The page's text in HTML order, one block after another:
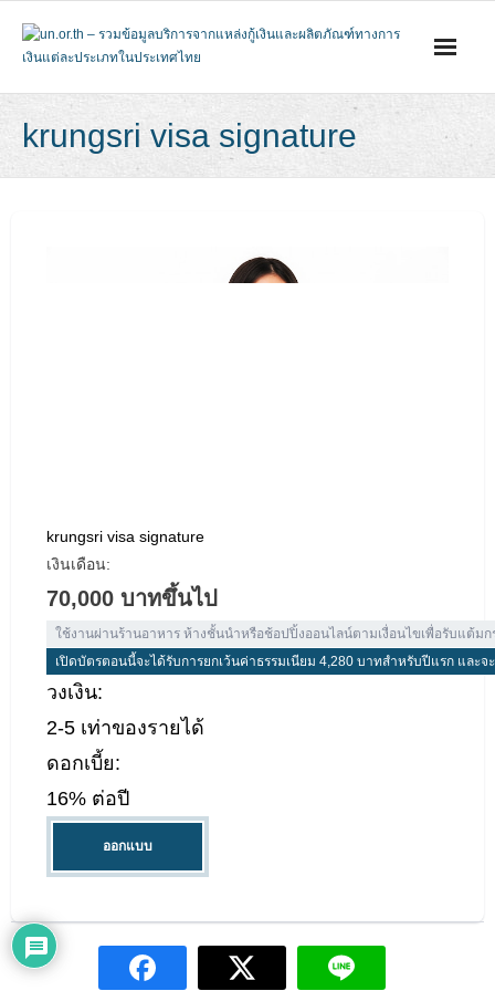
content
krungsri visa signature
krungsri visa signature
เงินเดือน:
70,000 บาทขึ้นไป
ใช้งานผ่านร้านอาหาร ห้างชั้นนำหรือช้อปปิ้งออนไลน์ตามเงื่อนไขเพื่อรับแต้มก
เปิดบัตรตอนนี้จะได้รับการยกเว้นค่าธรรมเนียม 4,280 บาทสำหรับปีแรก แล
วงเงิน:
2-5 เท่าของรายได้
ดอกเบี้ย:
16% ต่อปี
ออกแบบ